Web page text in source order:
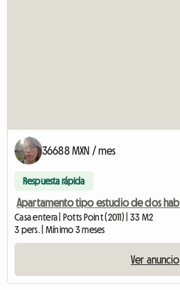
36688 MXN / mes
Respuesta rápida
Casa entera | Potts Point (2011) | 33 M2
3 pers. | Mínimo 3 meses
Ver anuncio